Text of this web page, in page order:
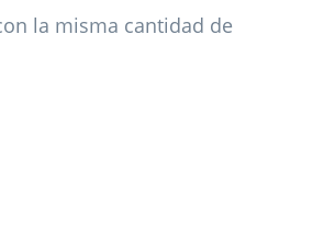
la misma cantidad de